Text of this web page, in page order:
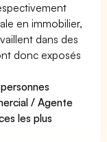
en immobilier,
dans des
donc exposés
personnes
/ Agente
les plus